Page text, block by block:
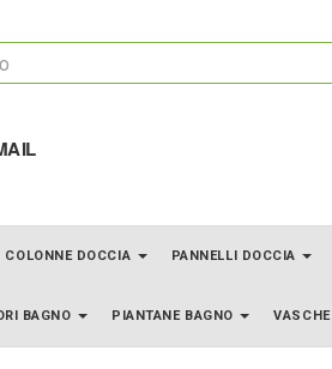
COLONNE DOCCIA PANNELLI DOCCIA
BAGNO PIANTANE BAGNO